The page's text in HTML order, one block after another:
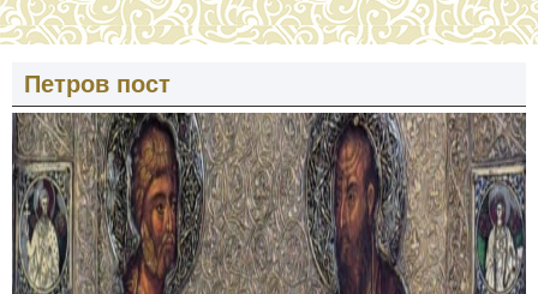
Петров пост